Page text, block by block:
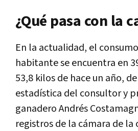
¿Qué pasa con la
En la actualidad, el
habitante se encuentra en
53,8 kilos de hace un año,
estadística del consultor y
ganadero Andrés
registros de la cámara de la